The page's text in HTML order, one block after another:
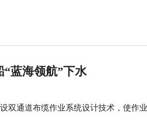
“蓝海领航”下水
双通道布缆作业系统设计技术，使作